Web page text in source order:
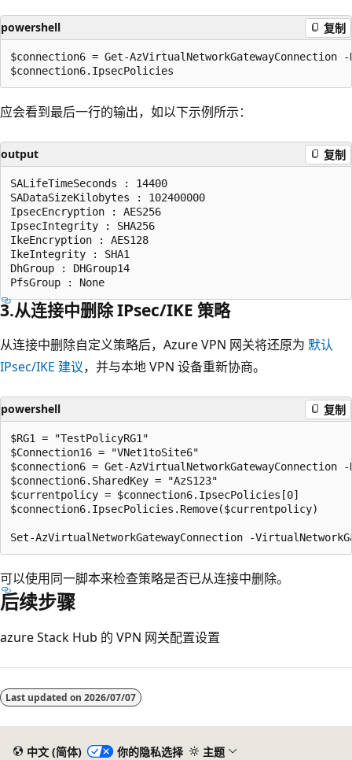
powershell 复制
$connection6 = Get-AzVirtualNetworkGatewayConnection -
应会看到最后一行的输出，如以下示例所示：
output 复制
SALifeTimeSeconds : 14400
SADataSizeKilobytes : 102400000
IpsecEncryption : AES256
IpsecIntegrity : SHA256
IkeEncryption : AES128
IkeIntegrity : SHA1
DhGroup : DHGroup14
3.从连接中删除 IPsec/IKE 策略
从连接中删除自定义策略后，Azure VPN 网关将还原为 默认
IPsec/IKE 建议，并与本地 VPN 设备重新协商。
powershell 复制
$RG1 = "TestPolicyRG1"
$Connection16 = "VNet1toSite6"
$connection6 = Get-AzVirtualNetworkGatewayConnection -
$connection6.SharedKey = "AzS123"
$currentpolicy = $connection6.IpsecPolicies[0]
$connection6.IpsecPolicies.Remove($currentpolicy)
可以使用同一脚本来检查策略是否已从连接中删除。
后续步骤
azure Stack Hub 的 VPN 网关配置设置
Last updated on 2026/07/07
中文 (简体) 你的隐私选择 主题